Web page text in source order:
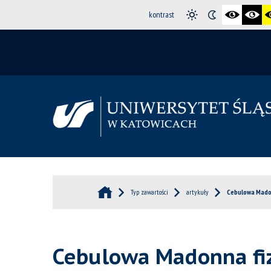
kontrast
Typ zawartości artykuły Cebulowa
Cebulowa Madonna